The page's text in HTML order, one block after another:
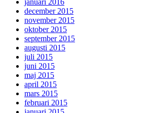
januari 2016
december 2015
november 2015
oktober 2015
september 2015
augusti 2015
juli 2015
juni 2015
maj 2015
april 2015
mars 2015
februari 2015